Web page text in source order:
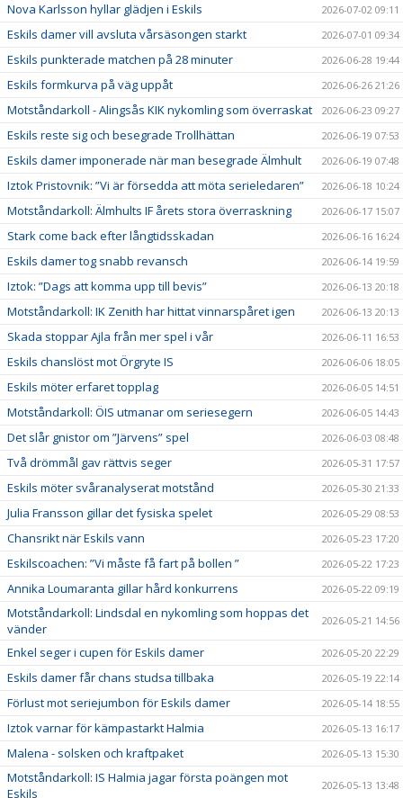
Nova Karlsson hyllar glädjen i Eskils 2026-07-02 09:11
Eskils damer vill avsluta vårsäsongen starkt 2026-07-01 09:34
Eskils punkterade matchen på 28 minuter 2026-06-28 19:44
Eskils formkurva på väg uppåt 2026-06-26 21:26
Motståndarkoll - Alingsås KIK nykomling som överraskat 2026-06-23 09:27
Eskils reste sig och besegrade Trollhättan 2026-06-19 07:53
Eskils damer imponerade när man besegrade Älmhult 2026-06-19 07:48
Iztok Pristovnik: ”Vi är försedda att möta serieledaren” 2026-06-18 10:24
Motståndarkoll: Älmhults IF årets stora överraskning 2026-06-17 15:07
Stark come back efter långtidsskadan 2026-06-16 16:24
Eskils damer tog snabb revansch 2026-06-14 19:59
Iztok: ”Dags att komma upp till bevis” 2026-06-13 20:18
Motståndarkoll: IK Zenith har hittat vinnarspåret igen 2026-06-13 20:13
Skada stoppar Ajla från mer spel i vår 2026-06-11 16:53
Eskils chanslöst mot Örgryte IS 2026-06-06 18:05
Eskils möter erfaret topplag 2026-06-05 14:51
Motståndarkoll: ÖIS utmanar om seriesegern 2026-06-05 14:43
Det slår gnistor om ”Järvens” spel 2026-06-03 08:48
Två drömmål gav rättvis seger 2026-05-31 17:57
Eskils möter svåranalyserat motstånd 2026-05-30 21:33
Julia Fransson gillar det fysiska spelet 2026-05-29 08:53
Chansrikt när Eskils vann 2026-05-23 17:20
Eskilscoachen: ”Vi måste få fart på bollen ” 2026-05-22 17:23
Annika Loumaranta gillar hård konkurrens 2026-05-22 09:19
Motståndarkoll: Lindsdal en nykomling som hoppas det
vänder
2026-05-21 14:56
Enkel seger i cupen för Eskils damer 2026-05-20 22:29
Eskils damer får chans studsa tillbaka 2026-05-19 22:14
Förlust mot seriejumbon för Eskils damer 2026-05-14 18:55
Iztok varnar för kämpastarkt Halmia 2026-05-13 16:17
Malena - solsken och kraftpaket 2026-05-13 15:30
Motståndarkoll: IS Halmia jagar första poängen mot
Eskils
2026-05-13 13:48